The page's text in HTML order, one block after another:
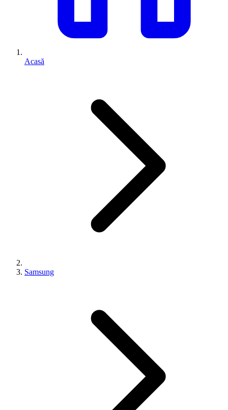
Acasă
Samsung